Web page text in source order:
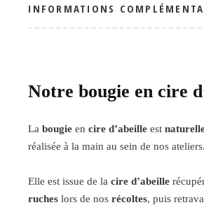
INFORMATIONS
Notre bougie en cire
La bougie en cire d’abeille est
réalisée à la main au sein de nos ateliers.
Elle est issue de la cire d’abeille
ruches lors de nosrécoltes, puis